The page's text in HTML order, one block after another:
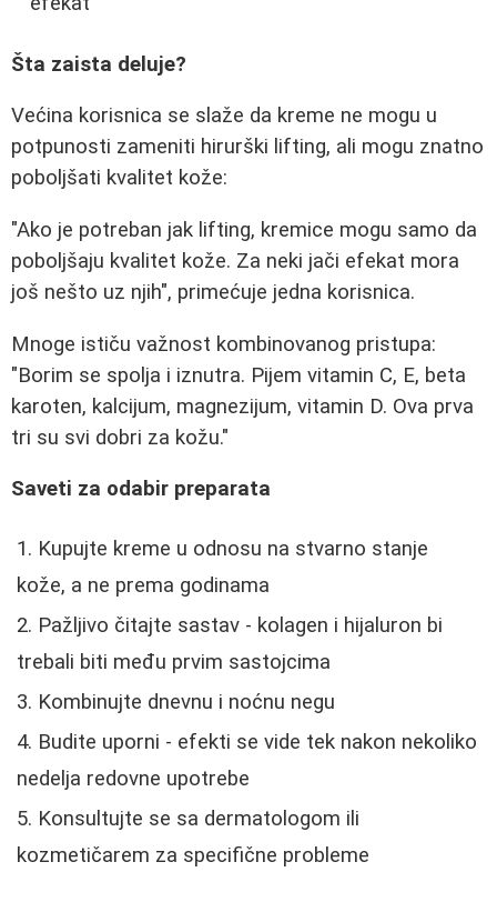
Šta zaista deluje?
Većina korisnica se slaže da kreme ne mogu u
potpunosti zameniti hirurški lifting, ali mogu znatno
poboljšati kvalitet kože:
"Ako je potreban jak lifting, kremice mogu samo da
poboljšaju kvalitet kože. Za neki jači efekat mora
još nešto uz njih", primećuje jedna korisnica.
Mnoge ističu važnost kombinovanog pristupa:
"Borim se spolja i iznutra. Pijem vitamin C, E, beta
karoten, kalcijum, magnezijum, vitamin D. Ova prva
tri su svi dobri za kožu."
Saveti za odabir preparata
Kupujte kreme u odnosu na stvarno stanje
kože, a ne prema godinama
Pažljivo čitajte sastav - kolagen i hijaluron bi
trebali biti među prvim sastojcima
Kombinujte dnevnu i noćnu negu
Budite uporni - efekti se vide tek nakon nekoliko
nedelja redovne upotrebe
Konsultujte se sa dermatologom ili
kozmetičarem za specifične probleme